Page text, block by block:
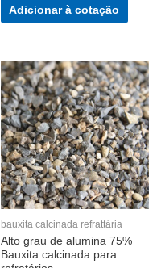
Adicionar à cotação
bauxita calcinada refrattária
Alto grau de alumina 75%
Bauxita calcinada para